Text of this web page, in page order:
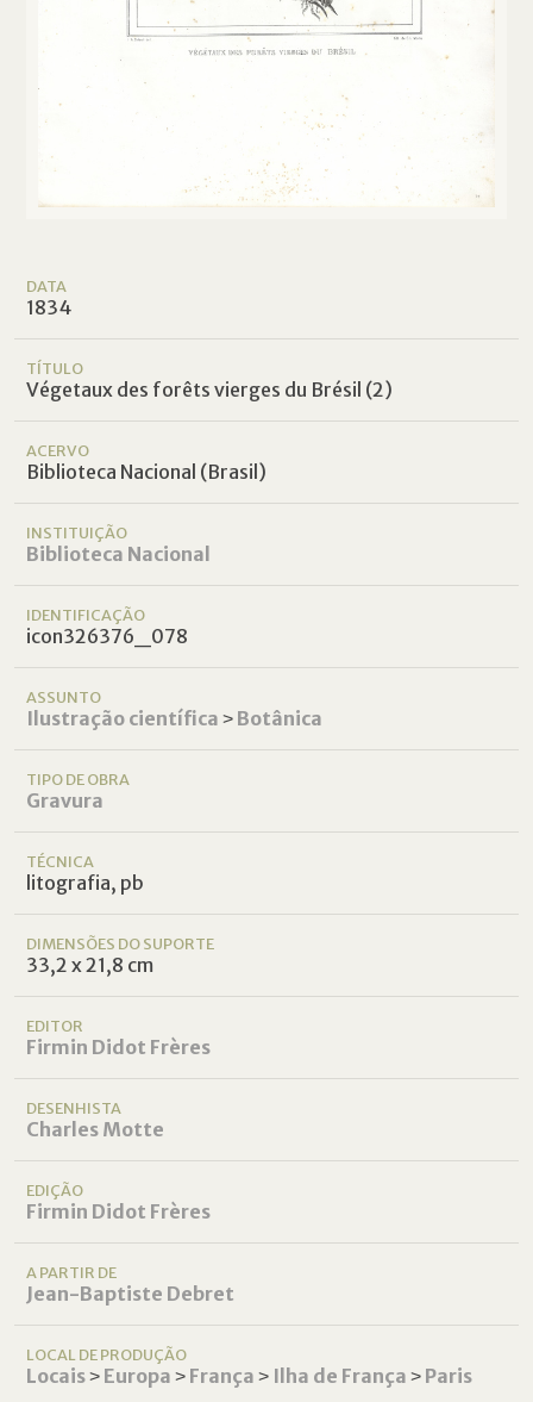
DATA
1834
TÍTULO
Végetaux des forêts vierges du Brésil (2)
ACERVO
Biblioteca Nacional (Brasil)
INSTITUIÇÃO
Biblioteca Nacional
IDENTIFICAÇÃO
icon326376_078
ASSUNTO
Ilustração científica ˃ Botânica
TIPO DE OBRA
Gravura
TÉCNICA
litografia, pb
DIMENSÕES DO SUPORTE
33,2 x 21,8 cm
EDITOR
Firmin Didot Frères
DESENHISTA
Charles Motte
EDIÇÃO
Firmin Didot Frères
A PARTIR DE
Jean-Baptiste Debret
LOCAL DE PRODUÇÃO
Locais˃ Europa ˃ França ˃ Ilha de França ˃ Paris